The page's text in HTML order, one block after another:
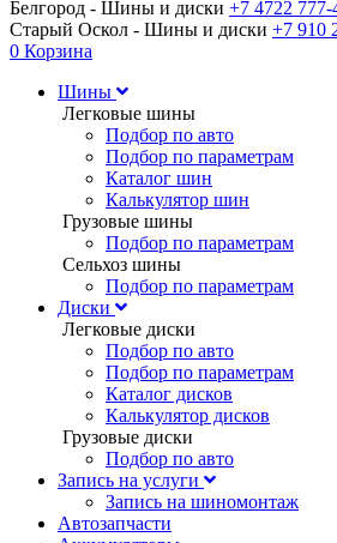
Белгород - Шины и диски +7 4722 777-
Старый Оскол - Шины и диски +7 910
0 Корзина
Шины
Легковые шины
Подбор по авто
Подбор по параметрам
Каталог шин
Калькулятор шин
Грузовые шины
Подбор по параметрам
Сельхоз шины
Подбор по параметрам
Диски
Легковые диски
Подбор по авто
Подбор по параметрам
Каталог дисков
Калькулятор дисков
Грузовые диски
Подбор по авто
Запись на услуги
Запись на шиномонтаж
Автозапчасти